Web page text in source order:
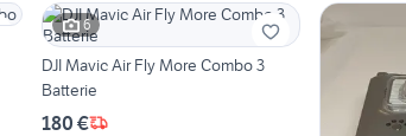
6
DJI Mavic Air Fly More Combo 3
Batterie
180 €